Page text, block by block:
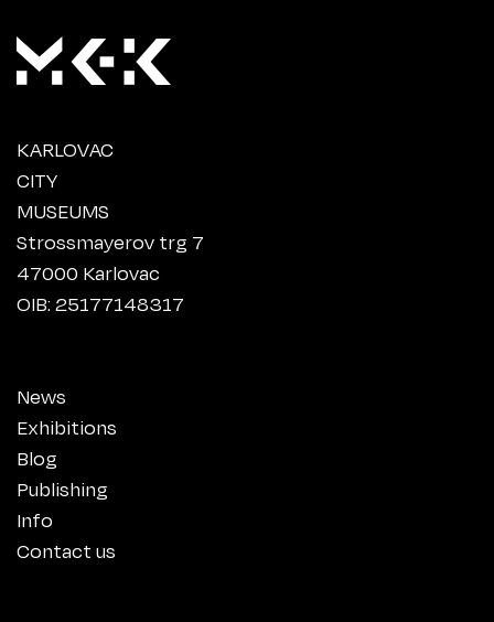
KARLOVAC
CITY
MUSEUMS
Strossmayerov trg 7
47000 Karlovac
OIB: 25177148317
News
Exhibitions
Blog
Publishing
Info
Contact us